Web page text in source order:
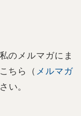
のメルマガにま
ちら（ メルマガ
い。